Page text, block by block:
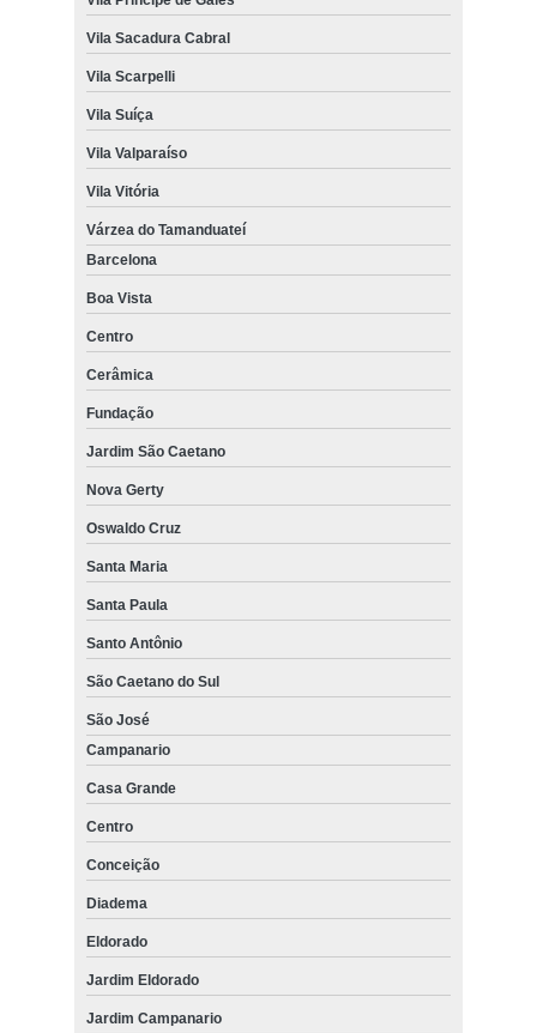
Vila Sacadura Cabral
Vila Scarpelli
Vila Suíça
Vila Valparaíso
Vila Vitória
Várzea do Tamanduateí
Barcelona
Boa Vista
Centro
Cerâmica
Fundação
Jardim São Caetano
Nova Gerty
Oswaldo Cruz
Santa Maria
Santa Paula
Santo Antônio
São Caetano do Sul
São José
Campanario
Casa Grande
Centro
Conceição
Diadema
Eldorado
Jardim Eldorado
Jardim Campanario